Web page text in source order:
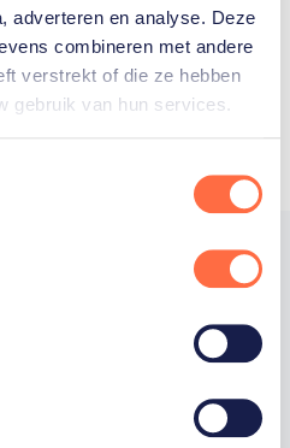
adverteren en analyse. Deze
combineren met andere
verstrekt of die ze hebben
gebruik van hun services.
hoofdsponsor van